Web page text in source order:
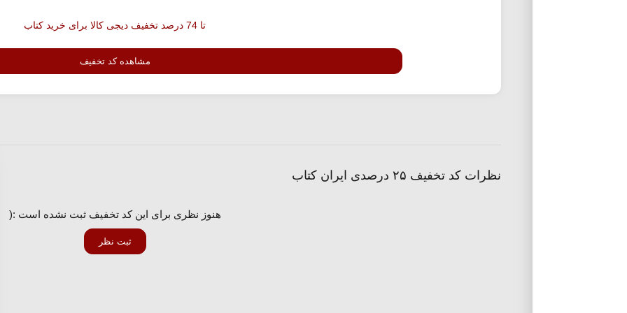
تا 74 درصد تخفیف دیجی کالا برای خرید کتاب
مشاهده کد تخفیف
نظرات کد تخفیف ۲۵ درصدی ایران کتاب
هنوز نظری برای این کد تخفیف ثبت نشده است :(
ثبت نظر